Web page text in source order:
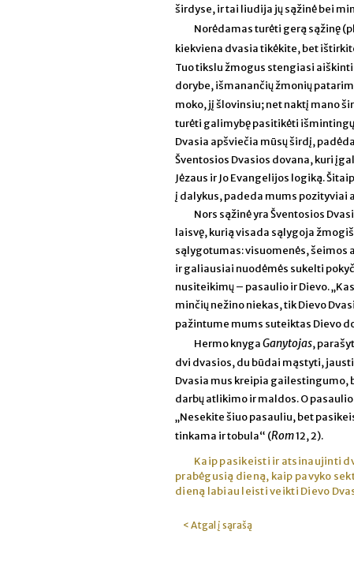
širdyse, ir tai liudija jų sąžinė bei
Norėdamas turėti gerą sąžinę
kiekviena dvasia tikėkite, bet
Tuo tikslu žmogus stengiasi
dorybe, išmanančių žmonių
moko, jį šlovinsiu; net naktį mano
turėti galimybę pasitikėti
Dvasia apšviečia mūsų širdį,
Šventosios Dvasios dovana, kuri
Jėzaus ir Jo Evangelijos logiką.
į dalykus, padeda mums pozityviai
Nors sąžinė yra Šventosios
laisvę, kurią visada sąlygoja
sąlygotumas: visuomenės,
ir galiausiai nuodėmės sukelti
nusiteikimų – pasaulio ir Dievo.
minčių nežino niekas, tik Dievo
pažintume mums suteiktas Dievo
Hermo knygaGanytojas,
dvi dvasios, du būdai mąstyti,
Dvasia mus kreipia gailestingumo,
darbų atlikimo ir maldos. O
„Nesekite šiuo pasauliu, bet
tinkama ir tobula“ (Rom12, 2).
Kaip pasikeisti ir atsinaujinti
prabėgusią dieną, kaip pavyko
dieną labiau leisti veikti Dievo
< Atgal į sąrašą